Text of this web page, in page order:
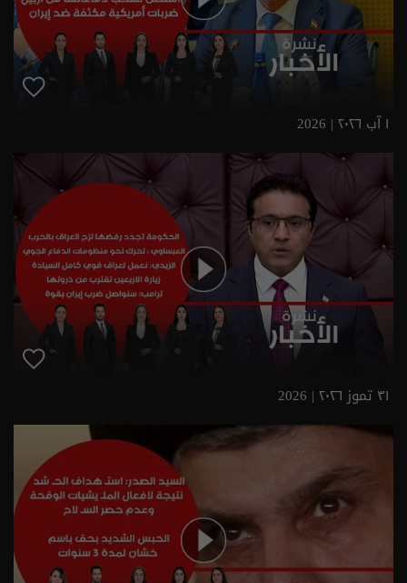
١ آب ٢٠٢٦ | 2026
٣١ تموز ٢٠٢٦ | 2026